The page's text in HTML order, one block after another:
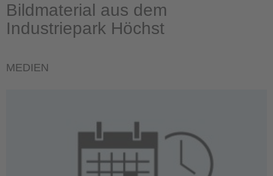
Bildmaterial aus dem
Industriepark Höchst
MEDIEN